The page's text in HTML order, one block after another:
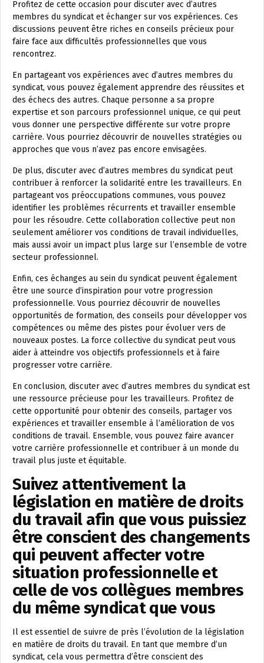
Profitez de cette occasion pour discuter avec d’autres
membres du syndicat et échanger sur vos expériences. Ces
discussions peuvent être riches en conseils précieux pour
faire face aux difficultés professionnelles que vous
rencontrez.
En partageant vos expériences avec d’autres membres du
syndicat, vous pouvez également apprendre des réussites et
des échecs des autres. Chaque personne a sa propre
expertise et son parcours professionnel unique, ce qui peut
vous donner une perspective différente sur votre propre
carrière. Vous pourriez découvrir de nouvelles stratégies ou
approches que vous n’avez pas encore envisagées.
De plus, discuter avec d’autres membres du syndicat peut
contribuer à renforcer la solidarité entre les travailleurs. En
partageant vos préoccupations communes, vous pouvez
identifier les problèmes récurrents et travailler ensemble
pour les résoudre. Cette collaboration collective peut non
seulement améliorer vos conditions de travail individuelles,
mais aussi avoir un impact plus large sur l’ensemble de votre
secteur professionnel.
Enfin, ces échanges au sein du syndicat peuvent également
être une source d’inspiration pour votre progression
professionnelle. Vous pourriez découvrir de nouvelles
opportunités de formation, des conseils pour développer vos
compétences ou même des pistes pour évoluer vers de
nouveaux postes. La force collective du syndicat peut vous
aider à atteindre vos objectifs professionnels et à faire
progresser votre carrière.
En conclusion, discuter avec d’autres membres du syndicat est
une ressource précieuse pour les travailleurs. Profitez de
cette opportunité pour obtenir des conseils, partager vos
expériences et travailler ensemble à l’amélioration de vos
conditions de travail. Ensemble, vous pouvez faire avancer
votre carrière professionnelle et contribuer à un monde du
travail plus juste et équitable.
Suivez attentivement la
législation en matière de droits
du travail afin que vous puissiez
être conscient des changements
qui peuvent affecter votre
situation professionnelle et
celle de vos collègues membres
du même syndicat que vous
Il est essentiel de suivre de près l’évolution de la législation
en matière de droits du travail. En tant que membre d’un
syndicat, cela vous permettra d’être conscient des